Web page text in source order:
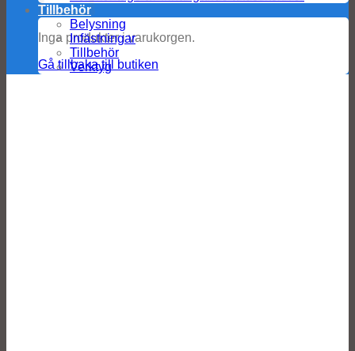
Inga produkter i varukorgen.
Gå tillbaka till butiken
Tillbehör
Belysning
Infästningar
Tillbehör
Verktyg